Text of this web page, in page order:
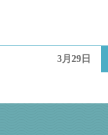
3月29日